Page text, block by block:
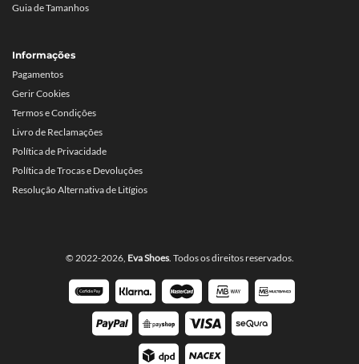
Guia de Tamanhos
Informações
Pagamentos
Gerir Cookies
Termos e Condições
Livro de Reclamações
Política de Privacidade
Política de Trocas e Devoluções
Resolução Alternativa de Litígios
© 2022-2026, Eva Shoes. Todos os direitos reservados.